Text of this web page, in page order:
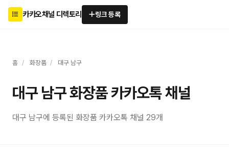
카카오채널 디렉토리 링크 등록
홈 / 화장품 / 대구 남구
대구 남구 화장품 카카오톡 채널
대구 남구에 등록된 화장품 카카오톡 채널 29개